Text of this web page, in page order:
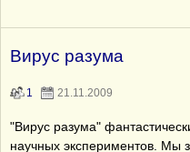
Вирус разума
1 21.11.2009
"Вирус разума"
научных экспериментов. Мы